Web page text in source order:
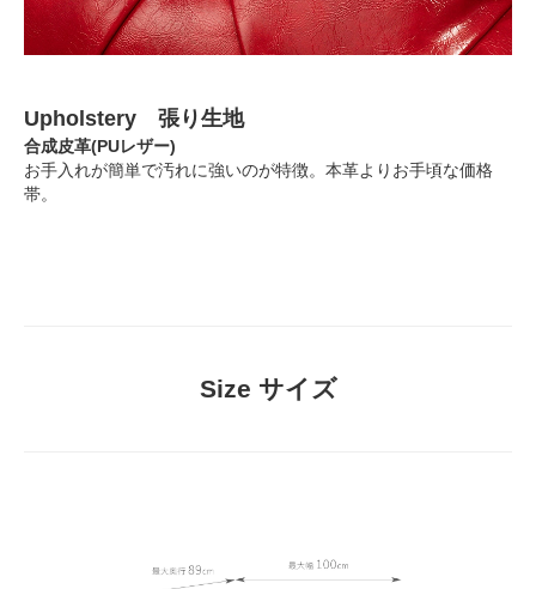
Upholstery 張り生地
合成皮革(PUレザー)
お手入れが簡単で汚れに強いのが特徴。本革よりお手頃な価格
帯。
Size サイズ